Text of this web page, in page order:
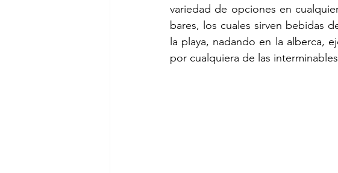
variedad de opciones en
bares, los cuales sirven bebidas
la playa, nadando en la alberca,
por cualquiera de las